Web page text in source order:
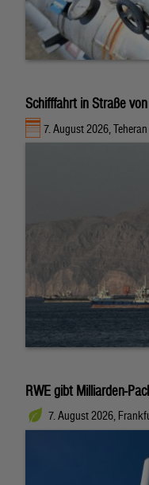
Schifffahrt in Straße
7. August 2026, Teheran
RWE gibt Milliarden-
7. August 2026,